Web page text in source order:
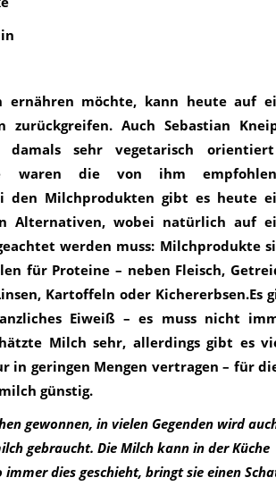
ernähren möchte, kann heute auf
Auch Sebastian
damals sehr vegetarisch
waren die von ihm
den Milchprodukten gibt es heute
Alternativen, wobei natürlich auf
werden muss: Milchprodukte
für Proteine – neben Fleisch,
Kartoffeln oder Kichererbsen.Es
Eiweiß – es muss nicht
Milch sehr, allerdings gibt es
in geringen Mengen vertragen – für
günstig.
gewonnen, in vielen Gegenden wird
gebraucht. Die Milch kann in der Küche
dies geschieht, bringt sie einen